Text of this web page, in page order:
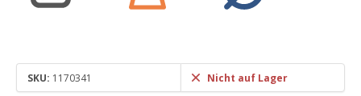
SKU: 1170341 Nicht auf Lager